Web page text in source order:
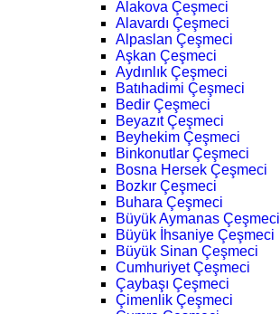
Alakova Çeşmeci
Alavardı Çeşmeci
Alpaslan Çeşmeci
Aşkan Çeşmeci
Aydınlık Çeşmeci
Batıhadimi Çeşmeci
Bedir Çeşmeci
Beyazıt Çeşmeci
Beyhekim Çeşmeci
Binkonutlar Çeşmeci
Bosna Hersek Çeşmeci
Bozkır Çeşmeci
Buhara Çeşmeci
Büyük Aymanas Çeşmeci
Büyük İhsaniye Çeşmeci
Büyük Sinan Çeşmeci
Cumhuriyet Çeşmeci
Çaybaşı Çeşmeci
Çimenlik Çeşmeci